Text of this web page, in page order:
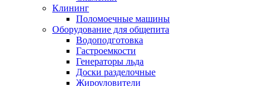
Клининг
Поломоечные машины
Оборудование для общепита
Водоподготовка
Гастроемкости
Генераторы льда
Доски разделочные
Жироуловители